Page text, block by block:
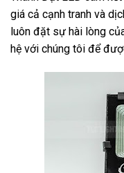
giá cả cạnh tranh và
luôn đặt sự hài lòng
hệ với chúng tôi để